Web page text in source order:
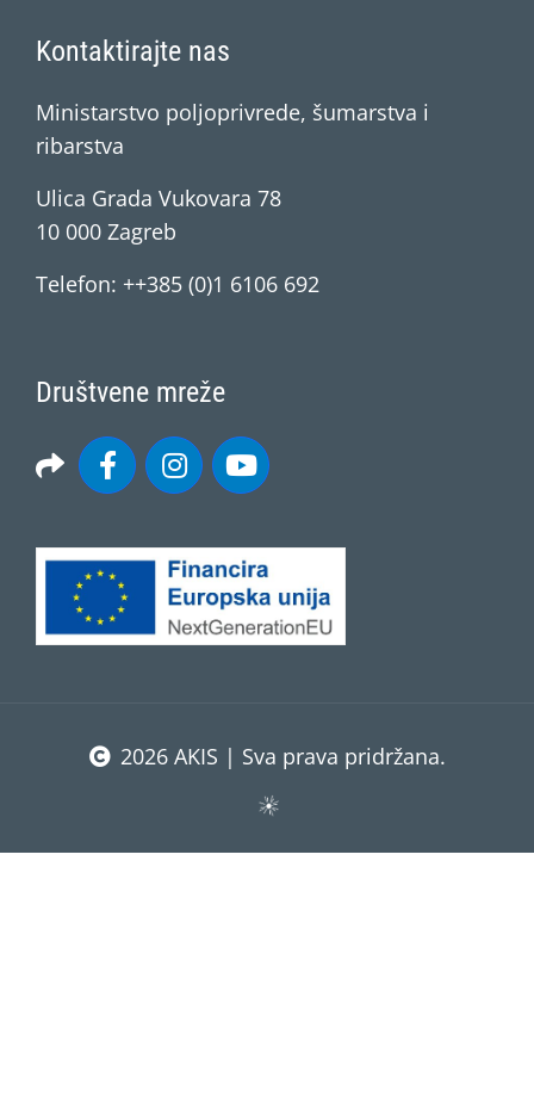
Kontaktirajte nas
Ministarstvo poljoprivrede, šumarstva i
ribarstva
Ulica Grada Vukovara 78
10 000 Zagreb
Telefon: ++385 (0)1 6106 692
Društvene mreže
2026 AKIS | Sva prava pridržana.